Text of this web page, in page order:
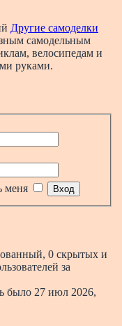
Другие самоделки
самодельным
велосипедам и
руками.
меня
0 скрытых и
за
было 27 июл 2026,